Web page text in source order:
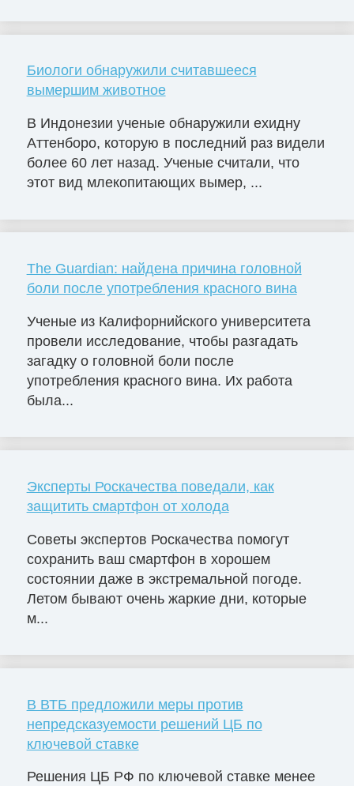
Биологи обнаружили считавшееся
вымершим животное
В Индонезии ученые обнаружили ехидну
Аттенборо, которую в последний раз видели
более 60 лет назад. Ученые считали, что
этот вид млекопитающих вымер, ...
The Guardian: найдена причина головной
боли после употребления красного вина
Ученые из Калифорнийского университета
провели исследование, чтобы разгадать
загадку о головной боли после
употребления красного вина. Их работа
была...
Эксперты Роскачества поведали, как
защитить смартфон от холода
Советы экспертов Роскачества помогут
сохранить ваш смартфон в хорошем
состоянии даже в экстремальной погоде.
Летом бывают очень жаркие дни, которые
м...
В ВТБ предложили меры против
непредсказуемости решений ЦБ по
ключевой ставке
Решения ЦБ РФ по ключевой ставке менее